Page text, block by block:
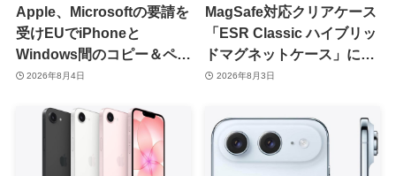
Apple、Microsoftの要請を
受けEUでiPhoneと
Windows間のコピー＆ペー
スト機能を提供へ
2026年8月4日
MagSafe対応クリアケース
「ESR Classic ハイブリッ
ドマグネットケース」に黄
ばみへの耐久性を向上させ
2026年8月3日